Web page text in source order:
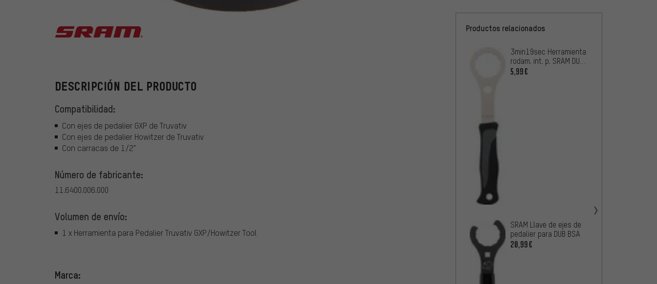
SRAM
DESCRIPCIÓN DEL PRODUCTO
Compatibilidad:
Con ejes de pedalier GXP de Truvativ
Con ejes de pedalier Howitzer de Truvativ
Con carracas de 1/2"
Número de fabricante:
11.6400.006.000
Volumen de envío:
1 x Herramienta para Pedalier Truvativ GXP/Howitzer Tool
Marca:
Productos relacionados
3min19sec Herramienta
rodam. int. p. SRAM DUB
/ Race Face Cinch /
5,99€
SRAM Llave de ejes de
pedalier para DUB BSA
20,99€